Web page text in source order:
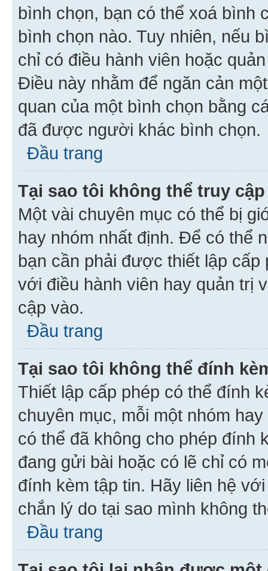
bình chọn, bạn có thể xoá bình
bình chọn nào. Tuy nhiên, nếu
chỉ có điều hành viên hoặc
Điều này nhằm để ngăn cản
quan của một bình chọn bằng
đã được người khác bình chọn.
Đầu trang
Tại sao tôi không thể truy
Một vài chuyên mục có thể bị
hay nhóm nhất định. Để có thể
bạn cần phải được thiết lập
với điều hành viên hay quản trị
cập vào.
Đầu trang
Tại sao tôi không thể đính
Thiết lập cấp phép có thể đính
chuyên mục, mỗi một nhóm
có thể đã không cho phép đính
đang gửi bài hoặc có lẽ chỉ có
đính kèm tập tin. Hãy liên hệ
chắn lý do tại sao mình không
Đầu trang